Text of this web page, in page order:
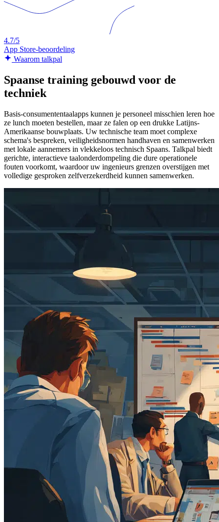
4.7/5
App Store-beoordeling
Waarom talkpal
Spaanse training gebouwd voor de
techniek
Basis-consumententaalapps kunnen je personeel misschien leren hoe
ze lunch moeten bestellen, maar ze falen op een drukke Latijns-
Amerikaanse bouwplaats. Uw technische team moet complexe
schema's bespreken, veiligheidsnormen handhaven en samenwerken
met lokale aannemers in vlekkeloos technisch Spaans. Talkpal biedt
gerichte, interactieve taalonderdompeling die dure operationele
fouten voorkomt, waardoor uw ingenieurs grenzen overstijgen met
volledige gesproken zelfverzekerdheid kunnen samenwerken.